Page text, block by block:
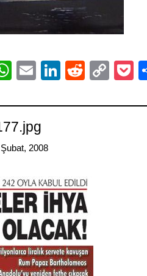
WhatsApp
EmailLinkedIn
Reddit
2008